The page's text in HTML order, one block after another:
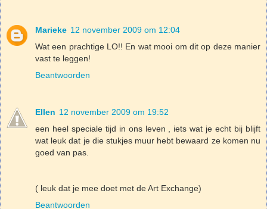
Marieke 12 november 2009 om 12:04
Wat een prachtige LO!! En wat mooi om dit op deze manier
vast te leggen!
Beantwoorden
Ellen 12 november 2009 om 19:52
een heel speciale tijd in ons leven , iets wat je echt bij blijft
wat leuk dat je die stukjes muur hebt bewaard ze komen nu
goed van pas.
( leuk dat je mee doet met de Art Exchange)
Beantwoorden